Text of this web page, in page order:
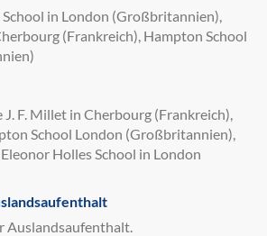
in London (Großbritannien),
(Frankreich), Hampton School
J. F. Millet in Cherbourg (Frankreich),
School London (Großbritannien),
Holles School in London
Auslandsaufenthalt.